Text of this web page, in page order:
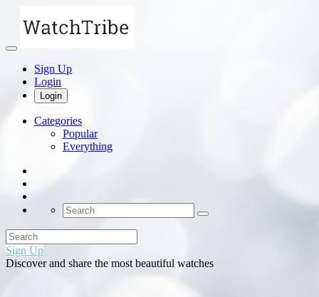
Sign Up
Login
Login
Categories
Popular
Everything
Sign Up
Discover and share the most beautiful watches